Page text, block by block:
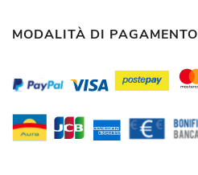
MODALITÀ DI PAGAMENTO